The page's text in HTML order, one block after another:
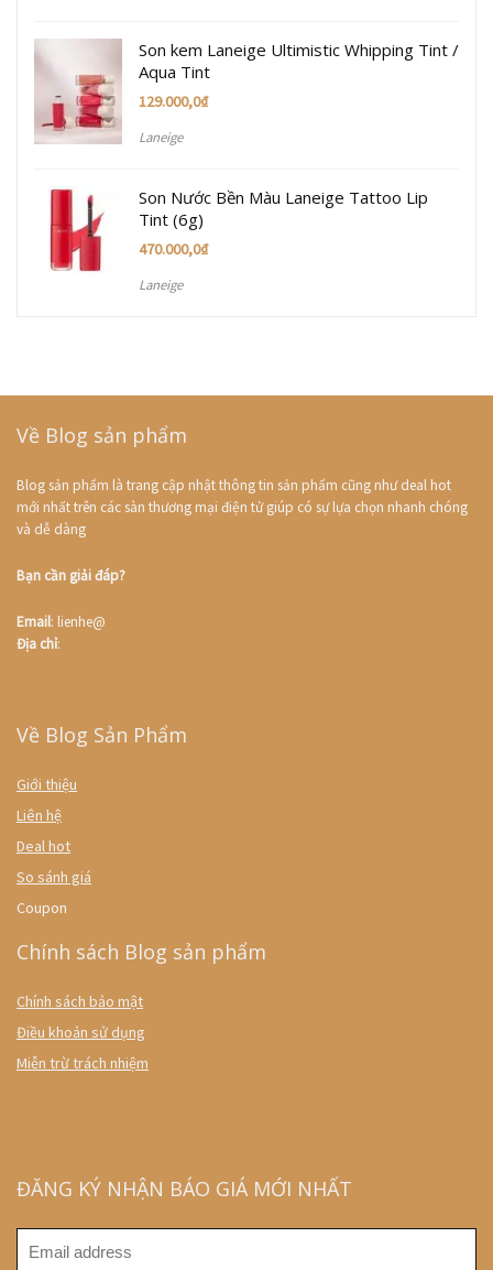
Son kem Laneige Ultimistic Whipping Tint /
Aqua Tint
129.000,0₫
Laneige
Son Nước Bền Màu Laneige Tattoo Lip
Tint (6g)
470.000,0₫
Laneige
Về Blog sản phẩm
Blog sản phẩm là trang cập nhật thông tin sản phẩm cũng như deal hot
mới nhất trên các sàn thương mại điện tử giúp có sự lựa chọn nhanh chóng
và dễ dàng
Bạn cần giải đáp?
Email: lienhe@
Địa chỉ:
Về Blog Sản Phẩm
Giới thiệu
Liên hệ
Deal hot
So sánh giá
Coupon
Chính sách Blog sản phẩm
Chính sách bảo mật
Điều khoản sử dụng
Miễn trừ trách nhiệm
ĐĂNG KÝ NHẬN BÁO GIÁ MỚI NHẤT